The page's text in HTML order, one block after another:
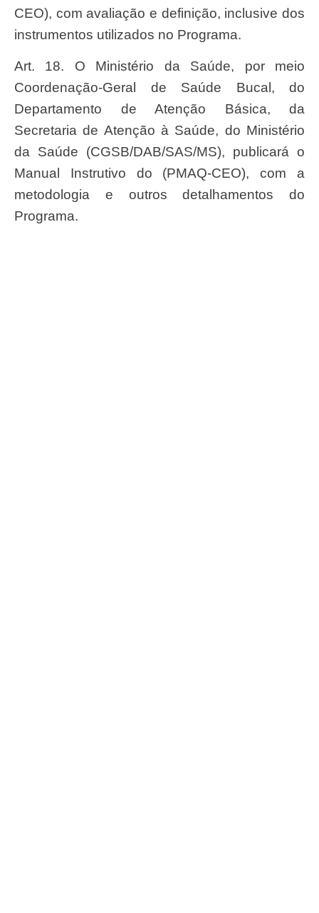
CEO), com avaliação e definição, inclusive dos
instrumentos utilizados no Programa.
Art. 18. O Ministério da Saúde, por meio
Coordenação-Geral de Saúde Bucal, do
Departamento de Atenção Básica, da
Secretaria de Atenção à Saúde, do Ministério
da Saúde (CGSB/DAB/SAS/MS), publicará o
Manual Instrutivo do (PMAQ-CEO), com a
metodologia e outros detalhamentos do
Programa.